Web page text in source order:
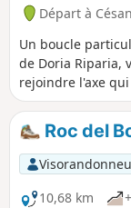
Départ à
Un boucle
de Doria Riparia,
rejoindre l'axe
Fenils, belle vue
Roc del
10,68 km